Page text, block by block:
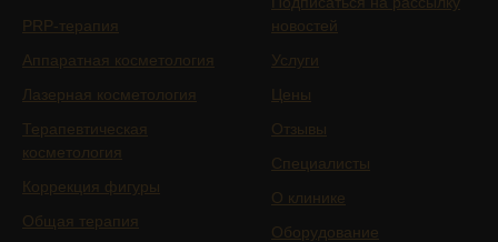
PRP-терапия
Аппаратная косметология
Лазерная косметология
Терапевтическая
косметология
Коррекция фигуры
Общая терапия
новостей
Услуги
Цены
Отзывы
Специалисты
О клинике
Оборудование